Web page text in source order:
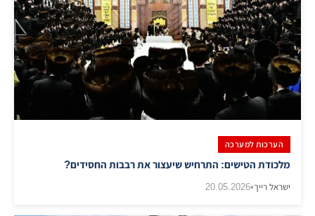
הערכות למערכה
מלכודת הטישים: התרחיש שיעצור את רבבות החסידים?
ישראל רייך•
20.05.2026